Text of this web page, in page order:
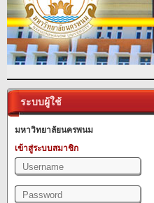
ระบบผู้ใช้
มหาวิทยาลัยนครพนม
เข้าสู่ระบบสมาชิก